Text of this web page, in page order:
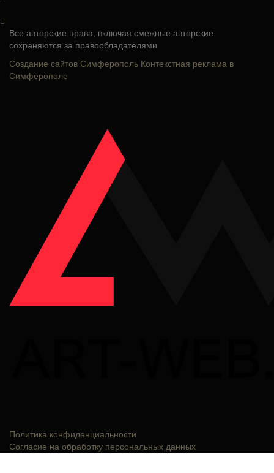
Все авторские права, включая смежные авторские,
сохраняются за правообладателями
Создание сайтов Симферополь Контекстная реклама в
Симферополе
Политика конфиденциальности
Согласие на обработку персональных данных